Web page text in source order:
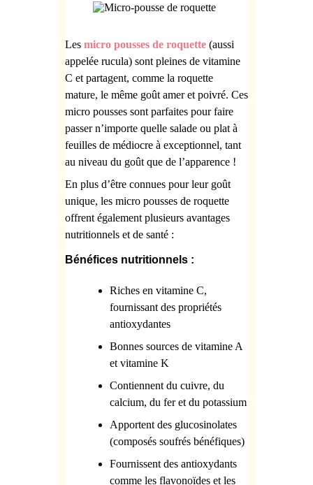
Les micro pousses de roquette (aussi
appelée rucula) sont pleines de vitamine
C et partagent, comme la roquette
mature, le même goût amer et poivré. Ces
micro pousses sont parfaites pour faire
passer n’importe quelle salade ou plat à
feuilles de médiocre à exceptionnel, tant
au niveau du goût que de l’apparence !
En plus d’être connues pour leur goût
unique, les micro pousses de roquette
offrent également plusieurs avantages
nutritionnels et de santé :
Bénéfices nutritionnels :
Riches en vitamine C,
fournissant des propriétés
antioxydantes
Bonnes sources de vitamine A
et vitamine K
Contiennent du cuivre, du
calcium, du fer et du potassium
Apportent des glucosinolates
(composés soufrés bénéfiques)
Fournissent des antioxydants
comme les flavonoïdes et les